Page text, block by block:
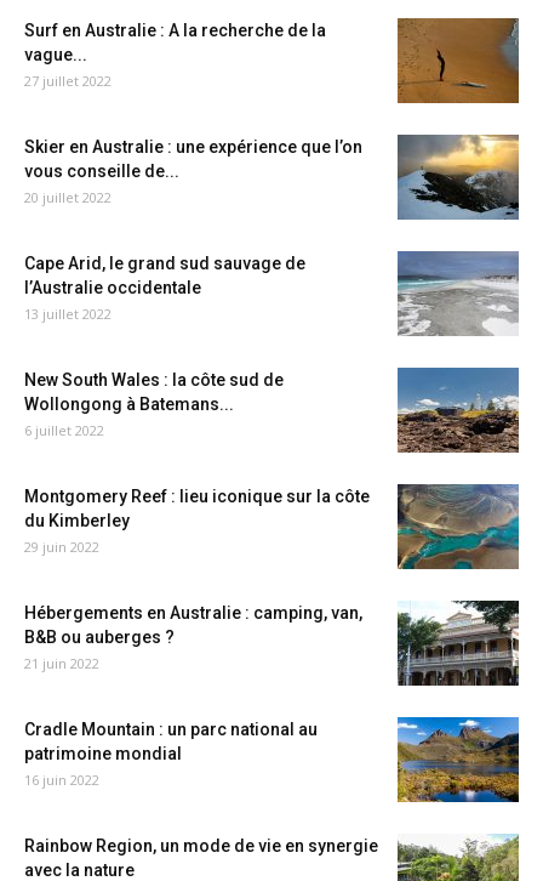
Surf en Australie : A la recherche de la
vague...
27 juillet 2022
Skier en Australie : une expérience que l’on
vous conseille de...
20 juillet 2022
Cape Arid, le grand sud sauvage de
l’Australie occidentale
13 juillet 2022
New South Wales : la côte sud de
Wollongong à Batemans...
6 juillet 2022
Montgomery Reef : lieu iconique sur la côte
du Kimberley
29 juin 2022
Hébergements en Australie : camping, van,
B&B ou auberges ?
21 juin 2022
Cradle Mountain : un parc national au
patrimoine mondial
16 juin 2022
Rainbow Region, un mode de vie en synergie
avec la nature